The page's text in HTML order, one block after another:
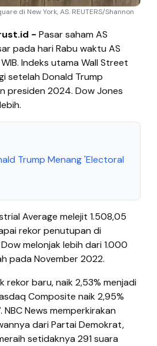
di New York, AS. REUTERS/Shannon
- Pasar saham AS
pada hari Rabu waktu AS
Indeks utama Wall Street
setelah Donald Trump
presiden 2024. Dow Jones
Trump Menang 'Electoral
Average melejit 1.508,05
rekor penutupan di
melonjak lebih dari 1.000
pada November 2022.
rekor baru, naik 2,53% menjadi
Composite naik 2,95%
NBC News memperkirakan
dari Partai Demokrat,
setidaknya 291 suara